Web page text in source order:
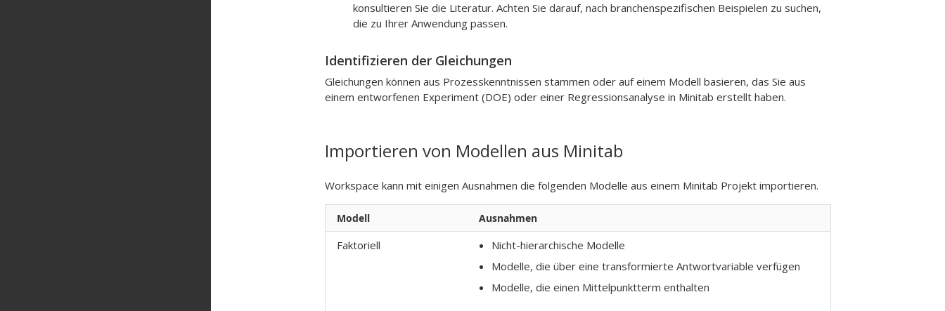
konsultieren Sie die Literatur. Achten Sie darauf, nach branchenspezifischen Beispielen zu suchen,
die zu Ihrer Anwendung passen.
Identifizieren der Gleichungen
Gleichungen können aus Prozesskenntnissen stammen oder auf einem Modell basieren, das Sie aus
einem entworfenen Experiment (DOE) oder einer Regressionsanalyse in Minitab erstellt haben.
Importieren von Modellen aus Minitab
Workspace kann mit einigen Ausnahmen die folgenden Modelle aus einem Minitab Projekt importieren.
Modell Ausnahmen
Faktoriell
Nicht-hierarchische Modelle
Modelle, die über eine transformierte Antwortvariable verfügen
Modelle, die einen Mittelpunktterm enthalten